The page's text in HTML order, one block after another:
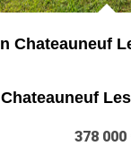
Chateauneuf
378 000